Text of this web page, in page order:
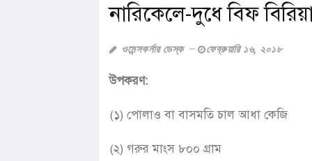
নারিকেলে-দুধে বিফ
ওমেন্সকর্নার ডেস্ক ফেব্রুয়ারি ১৬, ২০১৮
উপকরণ:
(১) পোলাও বা বাসমতি চাল আধা কেজি
(২) গরুর মাংস ৮০০ গ্রাম